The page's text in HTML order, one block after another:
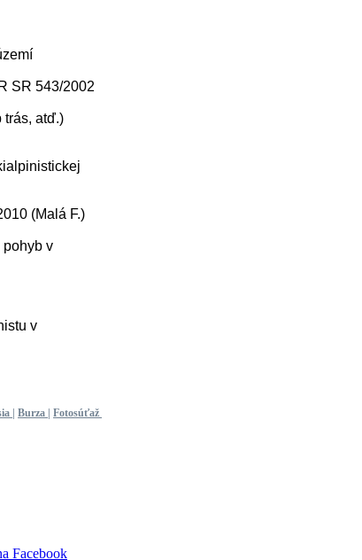
SR 543/2002
trás, atď.)
(Malá F.)
v
v
Burza Fotosúťaž
Facebook